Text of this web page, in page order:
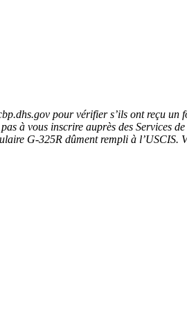
pour vérifier s’ils ont reçu
à vous inscrire auprès des Services
G-325R dûment rempli à l’USCIS.